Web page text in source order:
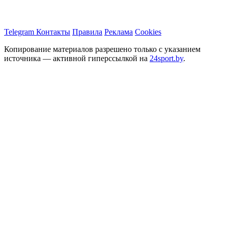
Telegram Контакты Правила Реклама Cookies
Копирование материалов разрешено только с указанием
источника — активной гиперссылкой на 24sport.by.